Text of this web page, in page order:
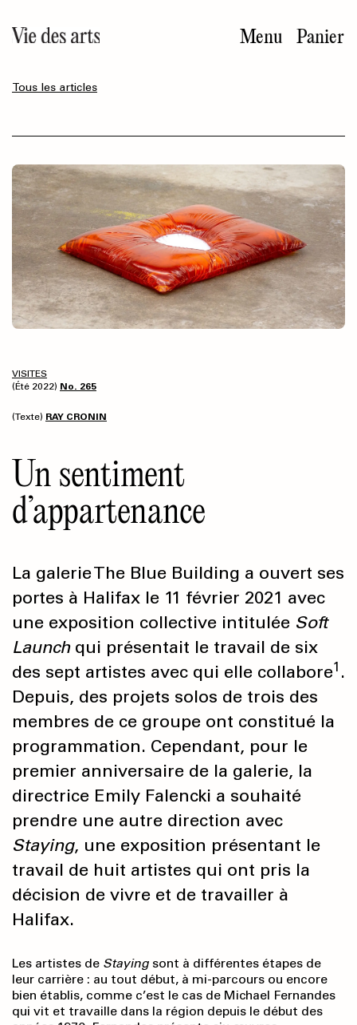
au
contenu
Menu Panier
Tous les articles
VISITES
(Été 2022) No. 265
(Texte) RAY CRONIN
Un sentiment
d’appartenance
La galerie The Blue Building a ouvert ses
portes à Halifax le 11 février 2021 avec
une exposition collective intitulée Soft
Launchqui présentait le travail de six
des sept artistes avec qui elle collabore1 .
Depuis, des projets solos de trois des
membres de ce groupe ont constitué la
programmation. Cependant, pour le
premier anniversaire de la galerie, la
directrice Emily Falencki a souhaité
prendre une autre direction avec
Staying, une exposition présentant le
travail de huit artistes qui ont pris la
décision de vivre et de travailler à
Halifax.
Les artistes de Staying sont à différentes étapes de
leur carrière : au tout début, à mi-parcours ou encore
bien établis, comme c’est le cas de Michael Fernandes
qui vit et travaille dans la région depuis le début des